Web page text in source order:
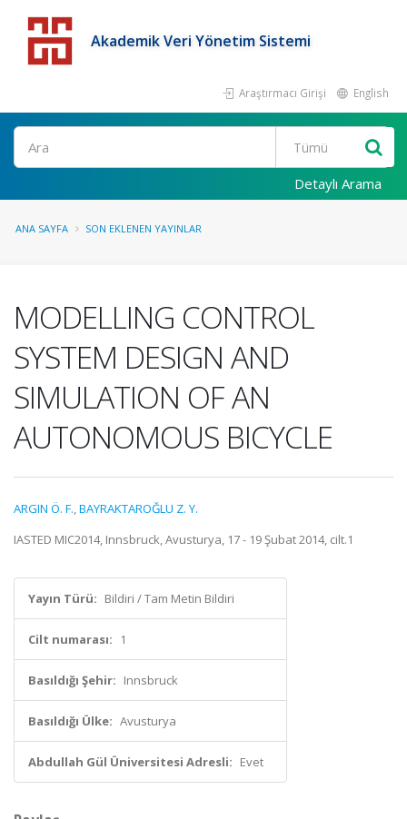
Akademik Veri Yönetim Sistemi
Araştırmacı Girişi English
Detaylı Arama
ANA SAYFA SON EKLENEN YAYINLAR
MODELLING CONTROL
SYSTEM DESIGN AND
SIMULATION OF AN
AUTONOMOUS BICYCLE
ARGIN Ö. F.,BAYRAKTAROĞLU Z. Y.
IASTED MIC2014, Innsbruck, Avusturya, 17 - 19 Şubat 2014, cilt.1
Yayın Türü: Bildiri / Tam Metin Bildiri
Cilt numarası: 1
Basıldığı Şehir: Innsbruck
Basıldığı Ülke: Avusturya
Abdullah Gül Üniversitesi Adresli: Evet